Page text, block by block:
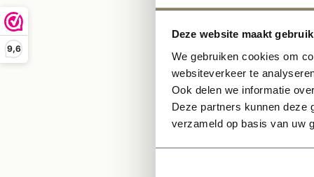
Deze website maakt
We gebruiken cookies om
websiteverkeer te
Ook delen we informatie
Deze partners kunnen deze
verzameld op basis van uw
9,6